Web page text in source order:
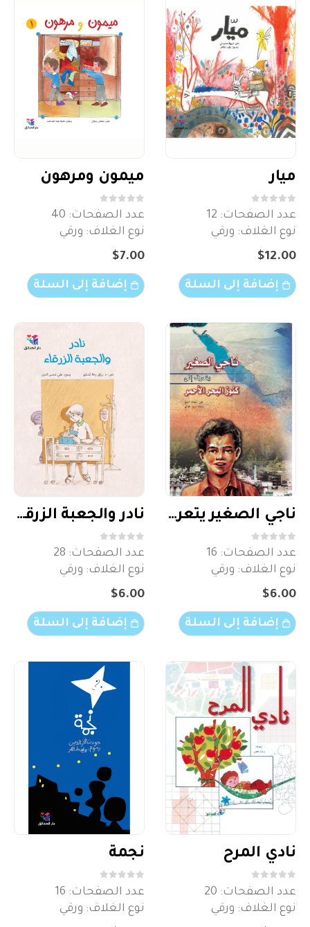
ميار
عدد الصفحات: 12
نوع الغلاف: ورقي
$12.00
إضافة إلى السلة
ميمون ومرهون
عدد الصفحات: 40
نوع الغلاف: ورقي
$7.00
إضافة إلى السلة
ناجي الصغير يتعرف إلى كنوز البحر الأحمر
عدد الصفحات: 16
نوع الغلاف: ورقي
$6.00
إضافة إلى السلة
نادر والجعبة الزرقاء
عدد الصفحات: 28
نوع الغلاف: ورقي
$6.00
إضافة إلى السلة
نادي المرح
عدد الصفحات: 20
نوع الغلاف: ورقي
نجمة
عدد الصفحات: 16
نوع الغلاف: ورقي